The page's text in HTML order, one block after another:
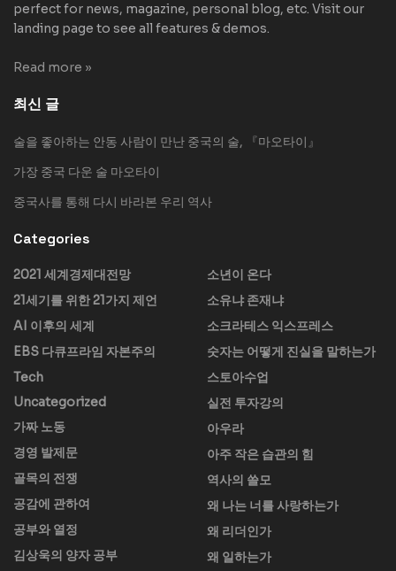
perfect for news, magazine, personal blog, etc. Visit our
landing page to see all features & demos.
Read more »
최신 글
술을 좋아하는 안동 사람이 만난 중국의 술, 『마오타이』
가장 중국 다운 술 마오타이
중국사를 통해 다시 바라본 우리 역사
Categories
2021 세계경제대전망
21세기를 위한 21가지 제언
AI 이후의 세계
EBS 다큐프라임 자본주의
Tech
Uncategorized
가짜 노동
경영 발제문
골목의 전쟁
공감에 관하여
공부와 열정
김상욱의 양자 공부
소년이 온다
소유냐 존재냐
소크라테스 익스프레스
숫자는 어떻게 진실을 말하는가
스토아수업
실전 투자강의
아우라
아주 작은 습관의 힘
역사의 쓸모
왜 나는 너를 사랑하는가
왜 리더인가
왜 일하는가